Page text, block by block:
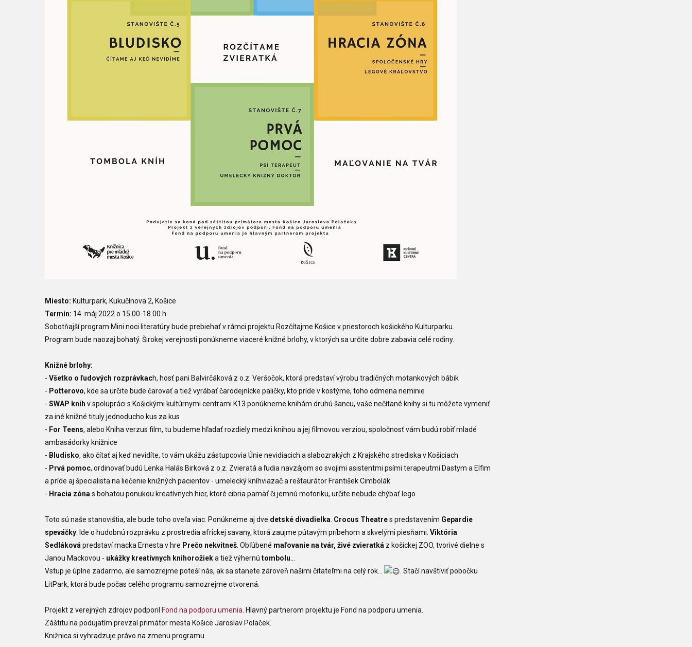
Miesto: Kulturpark, Kukučínova 2, Košice
Termín: 14. máj 2022 o 15.00-18.00 h
Sobotňajší program Mini noci literatúry bude prebiehať v rámci projektu Rozčítajme Košice v priestoroch košického Kulturparku.
Program bude naozaj bohatý. Širokej verejnosti ponúkneme viaceré knižné brlohy, v ktorých sa určite dobre zabavia celé rodiny.
Knižné brlohy:
- Všetko o ľudových rozprávkach, hosť pani Balvirčáková z o.z. Veršočok, ktorá predstaví výrobu tradičných motankových bábik
- Potterovo, kde sa určite bude čarovať a tiež vyrábať čarodejnícke paličky, kto príde v kostýme, toho odmena neminie
- SWAP kníh v spolupráci s Košickými kultúrnymi centrami K13 ponúkneme knihám druhú šancu, vaše nečítané knihy si tu môžete vymeniť
za iné knižné tituly jednoducho kus za kus
- For Teens, alebo Kniha verzus film, tu budeme hľadať rozdiely medzi knihou a jej filmovou verziou, spoločnosť vám budú robiť mladé
ambasádorky knižnice
- Bludisko, ako čítať aj keď nevidíte, to vám ukážu zástupcovia Únie nevidiacich a slabozrakých z Krajského strediska v Košiciach
- Prvá pomoc, ordinovať budú Lenka Halás Birková z o.z. Zvieratá a ľudia navzájom so svojimi asistentmi psími terapeutmi Dastym a Elfim
a príde aj špecialista na liečenie knižných pacientov - umelecký kníhviazač a reštaurátor František Cimbolák
- Hracia zóna s bohatou ponukou kreatívnych hier, ktoré cibria pamäť či jemnú motoriku, určite nebude chýbať lego
Toto sú naše stanovištia, ale bude toho oveľa viac. Ponúkneme aj dve detské divadielka Crocus Theatres predstavením Gepardie
speváčky . Ide o hudobnú rozprávku z prostredia africkej savany, ktorá zaujme pútavým príbehom a skvelými piesňami. Viktória
Sedláková predstaví macka Ernesta v hre Prečo nekvitneš . Obľúbené maľovanie na tvár, živé zvieratká z košickej ZOO, tvorivé dielne s
Janou Mackovou - ukážky kreatívnych knihorožieka tiež výhernú tombolu
Vstup je úplne zadarmo, ale samozrejme poteší nás, ak sa stanete zároveň našimi čitateľmi na celý rok...
. Stačí navštíviť pobočku
LitPark, ktorá bude počas celého programu samozrejme otvorená.
Projekt z verejných zdrojov podporil Fond na podporu umenia . Hlavný partnerom projektu je Fond na podporu umenia.
Záštitu na podujatím prevzal primátor mesta Košice Jaroslav Polaček.
Knižnica si vyhradzuje právo na zmenu programu.